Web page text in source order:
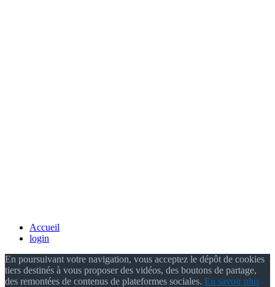
Accueil
login
En poursuivant votre navigation, vous acceptez le dépôt de cookies
tiers destinés à vous proposer des vidéos, des boutons de partage,
des remontées de contenus de plateformes sociales. En savoir plus